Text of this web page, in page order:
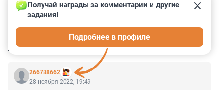
КОММЕНТАРИИ 26
266788662
Получай награды за комментарии и другие
задания!
Подробнее в профиле
28 ноября 2022, 19:49